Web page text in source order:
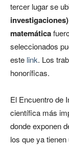
tercer lugar se
investigaciones)
matemática
seleccionados
este link. Los
honoríficas.
El Encuentro de
científica más
donde exponen
los que ya